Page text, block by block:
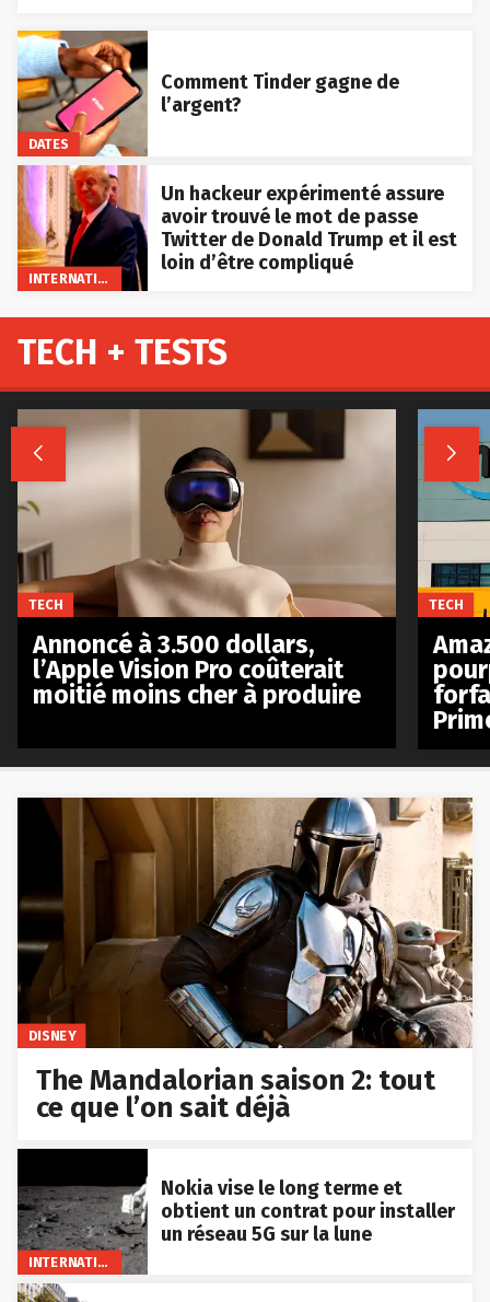
DATES
Comment Tinder gagne de
l’argent?
INTERNATIONAL
Un hackeur expérimenté assure
avoir trouvé le mot de passe
Twitter de Donald Trump et il est
loin d’être compliqué
DISNEY
The Mandalorian saison 2: tout
ce que l’on sait déjà
INTERNATIONAL
Nokia vise le long terme et
obtient un contrat pour installer
un réseau 5G sur la lune
TECH + TESTS
 
TECH
Annoncé à 3.500 dollars,
l’Apple Vision Pro coûterait
moitié moins cher à produire
TECH